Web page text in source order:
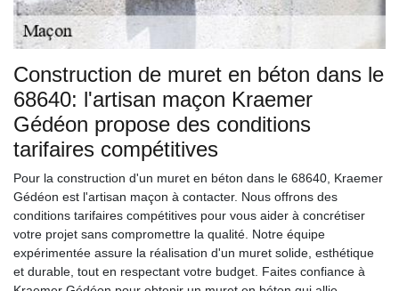
Construction de muret en béton dans le
68640: l'artisan maçon Kraemer
Gédéon propose des conditions
tarifaires compétitives
Pour la construction d'un muret en béton dans le 68640, Kraemer
Gédéon est l'artisan maçon à contacter. Nous offrons des
conditions tarifaires compétitives pour vous aider à concrétiser
votre projet sans compromettre la qualité. Notre équipe
expérimentée assure la réalisation d'un muret solide, esthétique
et durable, tout en respectant votre budget. Faites confiance à